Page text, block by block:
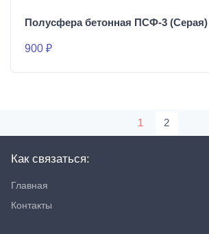
Полусфера бетонная ПСФ-3 (Серая)
900 ₽
1 2
Как связаться:
Главная
Контакты